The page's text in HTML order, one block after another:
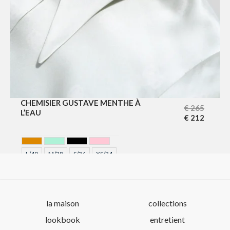
CHEMISIER GUSTAVE MENTHE À
L’EAU
€265
€ 212
CAMELMENTHE A L'EAU
NOIRROSE
L/40 M/38 S/36 XS/34
la maison
lookbook
collections
entretient